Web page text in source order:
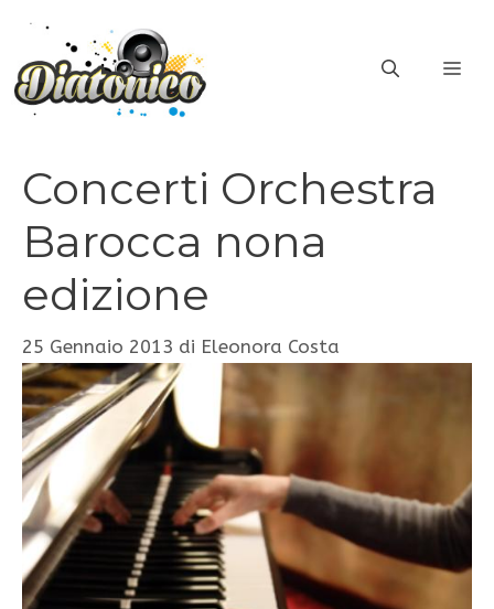
contenuto
Concerti Orchestra
Barocca nona
edizione
25 Gennaio 2013 di Eleonora Costa